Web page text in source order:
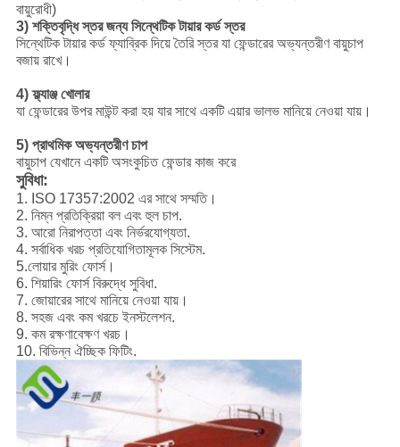
বায়ুরোধী)
3) শক্তিবৃদ্ধি স্তর জন্য সিন্থেটিক টায়ার কর্ড স্তর
সিন্থেটিক টায়ার কর্ড ফ্যাব্রিক দিয়ে তৈরি স্তর যা ফেন্ডারের অভ্যন্তরীণ বায়ুচাপ
বজায় রাখে।
4) ফ্ল্যাঞ্জ খোলার
যা ফেন্ডারের উপর মাউন্ট করা হয় যার সাথে একটি এয়ার ভালভ মানিয়ে নেওয়া যায়।
5) প্রাথমিক অভ্যন্তরীণ চাপ
বায়ুচাপ যেখানে একটি অসংকুচিত ফেন্ডার কাজ করে
সুবিধা:
1. ISO 17357:2002 এর সাথে সম্মতি।
2. নিম্ন প্রতিক্রিয়া বল এবং হুল চাপ.
3. আরো নিরাপত্তা এবং নির্ভরযোগ্যতা.
4. সর্বাধিক খরচ প্রতিযোগিতামূলক সিস্টেম.
5.লোয়ার মুরিং ফোর্স।
6. শিয়ারিং ফোর্স বিরুদ্ধে সুবিধা.
7. জোয়ারের সাথে মানিয়ে নেওয়া যায়।
8. সহজ এবং কম খরচে ইনস্টলেশন.
9. কম রক্ষণাবেক্ষণ খরচ।
10. বিভিন্ন ঐচ্ছিক ফিটিং.